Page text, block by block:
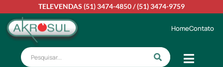
TELEVENDAS (51) 3474-4850/(51) 3474-9759
HomeContato